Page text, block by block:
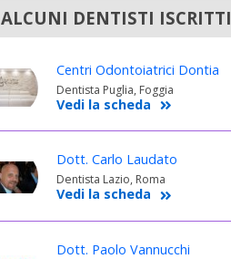
ALCUNI DENTISTI ISCRITTI
Centri Odontoiatrici Dontia
Dentista Puglia, Foggia
Vedi la scheda
Dott. Carlo Laudato
Dentista Lazio, Roma
Vedi la scheda
Dott. Paolo Vannucchi